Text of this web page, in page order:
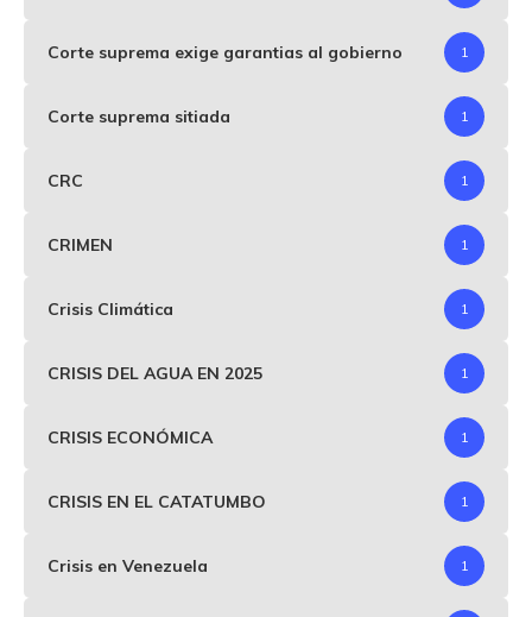
Corte suprema exige garantias al gobierno 1
Corte suprema sitiada 1
CRC 1
CRIMEN 1
Crisis Climática 1
CRISIS DEL AGUA EN 2025 1
CRISIS ECONÓMICA 1
CRISIS EN EL CATATUMBO 1
Crisis en Venezuela 1